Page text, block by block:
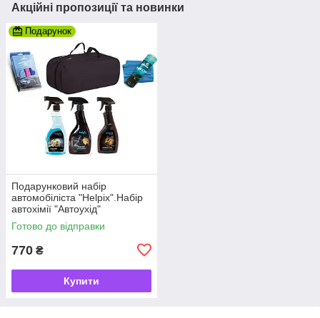
Акційні пропозиції та новинки
Подарунок
Подарунковий набір
автомобіліста "Helpix".Набір
автохімії "Автоухід"
Готово до відправки
770 ₴
Купити